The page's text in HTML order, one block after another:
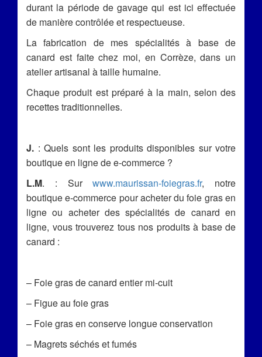
durant la période de gavage qui est ici effectuée
de manière contrôlée et respectueuse.
La fabrication de mes spécialités à base de
canard est faite chez moi, en Corrèze, dans un
atelier artisanal à taille humaine.
Chaque produit est préparé à la main, selon des
recettes traditionnelles.
J. : Quels sont les produits disponibles sur votre
boutique en ligne de e-commerce ?
L.M. : Surwww.maurissan-foiegras.fr, notre
boutique e-commerce pour acheter du foie gras en
ligne ou acheter des spécialités de canard en
ligne, vous trouverez tous nos produits à base de
canard :
– Foie gras de canard entier mi-cuit
– Figue au foie gras
– Foie gras en conserve longue conservation
– Magrets séchés et fumés